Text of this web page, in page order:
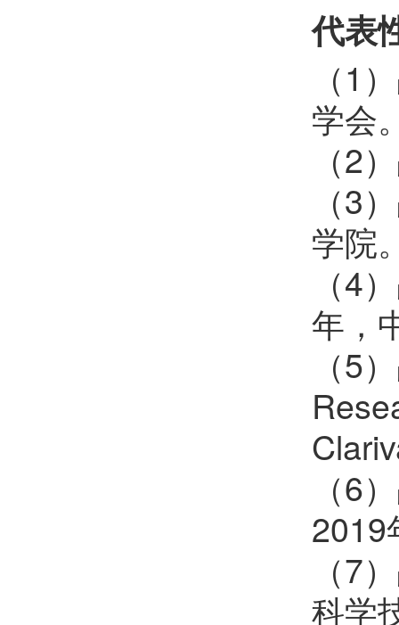
代表
（1
学会
（2
（3
学院
（4
年，
（5
（6
2019
（7
科学